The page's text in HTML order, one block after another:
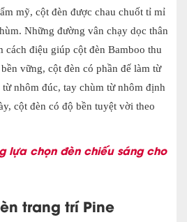
mỹ, cột đèn được chau chuốt tỉ mỉ
Những đường vân chạy dọc thân
cách điệu giúp cột đèn Bamboo thu
vững, cột đèn có phần đế làm từ
nhôm đúc, tay chùm từ nhôm định
cột đèn có độ bền tuyệt vời theo
lựa chọn đèn chiếu sáng cho
trang trí Pine